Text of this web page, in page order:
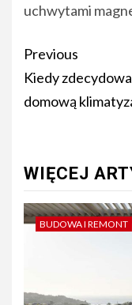
uchwytami
Post
Previous
Kiedy
domową
WIĘCEJ
BUDOWA I REMONT